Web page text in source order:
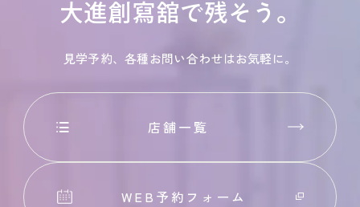
大進創寫舘で残そう。
見学予約、各種お問い合わせはお気軽に。
店舗一覧
WEB予約フォーム